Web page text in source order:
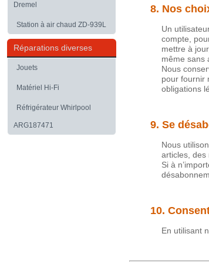
Dremel
Station à air chaud ZD-939L
Réparations diverses
Jouets
Matériel Hi-Fi
Réfrigérateur Whirlpool
ARG187471
8. Nos
Un
compte,
mettre à
même sans
Nous
pour fournir
obligations
9. Se
Nous
articles, des
Si à
10.
En utilisant